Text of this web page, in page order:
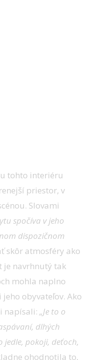
tohto interiéru
priestor, v
Slovami
spočíva v jeho
dispozičnom
skôr atmosféry ako
je navrhnutý tak
mohla naplno
obyvateľov. Ako
napísali: „Je to o
dlhých
jedle, pokoji, deťoch,
ohodnotila to,